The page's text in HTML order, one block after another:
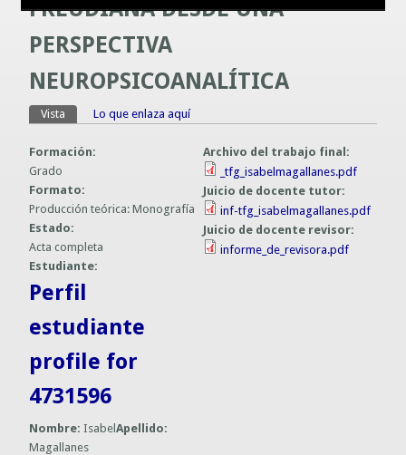
Guías UCO
FREUDIANA DESDE UNA
PERSPECTIVA
NEUROPSICOANALÍTICA
Solapas principales
Vista (solapa activa)
Lo que enlaza aquí
Formación:
Grado
Formato:
Producción teórica: Monografía
Estado:
Acta completa
Estudiante:
Perfil
estudiante
profile for
4731596
Nombre:IsabelApellido:
Magallanes
Archivo del trabajo final:
_tfg_isabelmagallanes.pdf
Juicio de docente tutor:
inf-tfg_isabelmagallanes.pdf
Juicio de docente revisor:
informe_de_revisora.pdf